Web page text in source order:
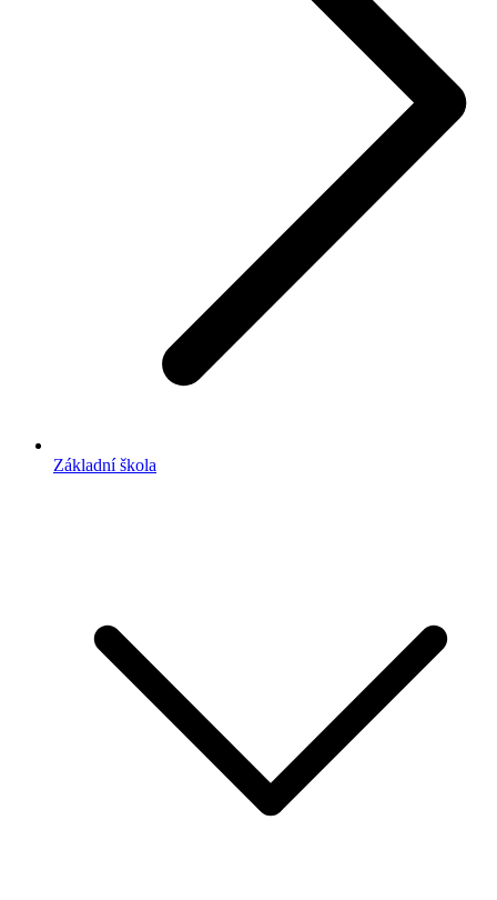
Základní škola